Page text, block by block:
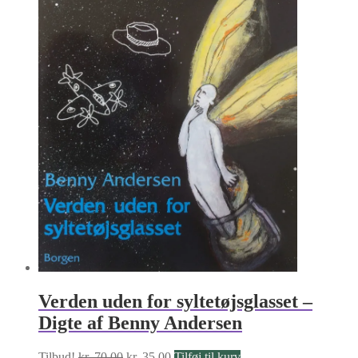
Verden uden for syltetøjsglasset –
Digte af Benny Andersen